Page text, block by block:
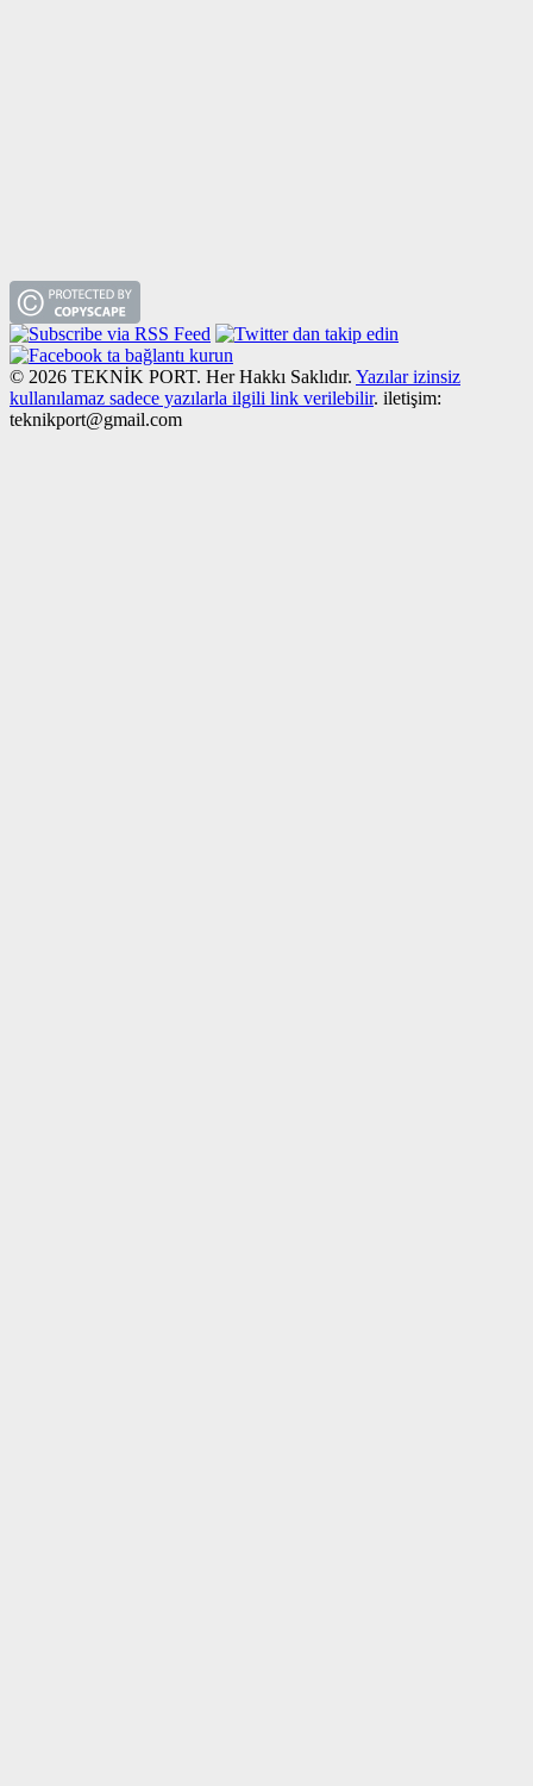
© 2026 TEKNİK PORT. Her Hakkı Saklıdır. Yazılar izinsiz
kullanılamaz sadece yazılarla ilgili link verilebilir. iletişim:
teknikport@gmail.com